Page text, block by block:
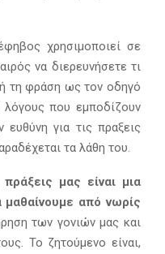
χρησιμοποιεί σε
να διερευνήσετε τι
τη φράση ως τον οδηγό
που εμποδίζουν
για τις πραξεις
τα λάθη του.
μας είναι μια
μαθαίνουμε από νωρίς
των γονιών μας και
Το ζητούμενο είναι,